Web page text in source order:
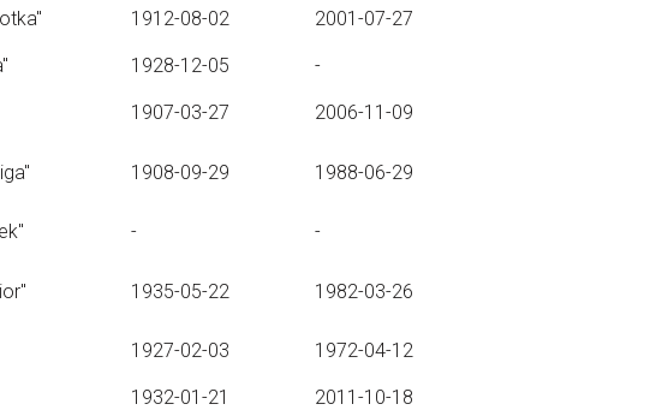
1912-08-02 2001-07-27
1928-12-05 -
1907-03-27
2006-11-09
1908-09-29 1988-06-29
- -
1935-05-22 1982-03-26
1927-02-03 1972-04-12
1932-01-21 2011-10-18